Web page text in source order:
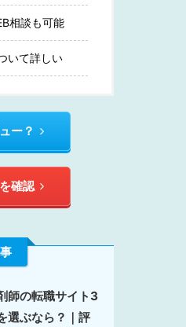
相談も可能
いて詳しい
ー？
確認
師の転職サイト3
選ぶなら？｜評